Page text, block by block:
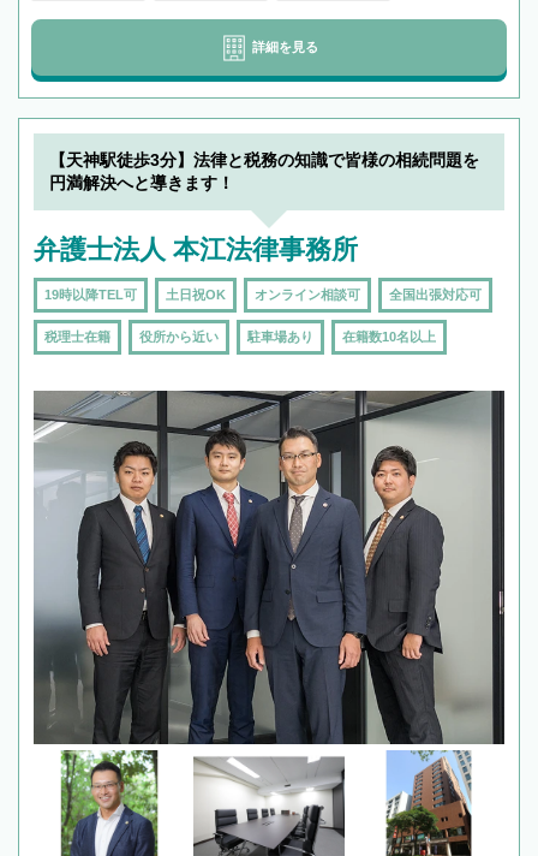
詳細を見る
【天神駅徒歩3分】法律と税務の知識で皆様の相続問題を
円満解決へと導きます！
弁護士法人 本江法律事務所
19時以降TEL可 土日祝OK オンライン相談可 全国出張対応可
税理士在籍 役所から近い 駐車場あり 在籍数10名以上